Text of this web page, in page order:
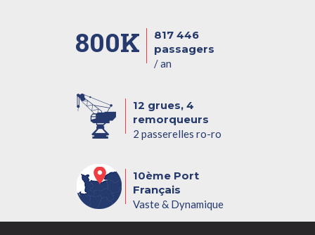
800K
817 446
passagers
/ an
12 grues, 4
remorqueurs
2 passerelles ro-ro
10ème Port
Français
Vaste & Dynamique